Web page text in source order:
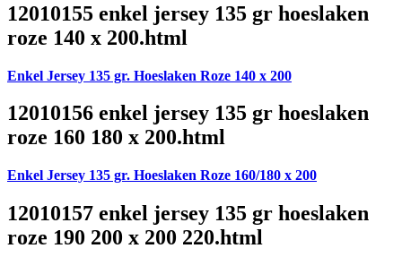
12010155 enkel jersey 135 gr hoeslaken
roze 140 x 200.html
Enkel Jersey 135 gr. Hoeslaken Roze 140 x 200
12010156 enkel jersey 135 gr hoeslaken
roze 160 180 x 200.html
Enkel Jersey 135 gr. Hoeslaken Roze 160/180 x 200
12010157 enkel jersey 135 gr hoeslaken
roze 190 200 x 200 220.html